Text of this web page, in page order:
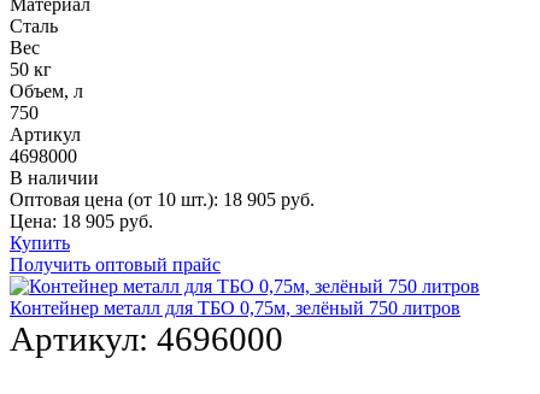
Материал
Сталь
Вес
50 кг
Объем, л
750
Артикул
4698000
В наличии
Оптовая цена (от 10 шт.): 18 905 руб.
Цена: 18 905 руб.
Купить
Получить оптовый прайс
Контейнер металл для ТБО 0,75м, зелёный 750 литров
Артикул: 4696000